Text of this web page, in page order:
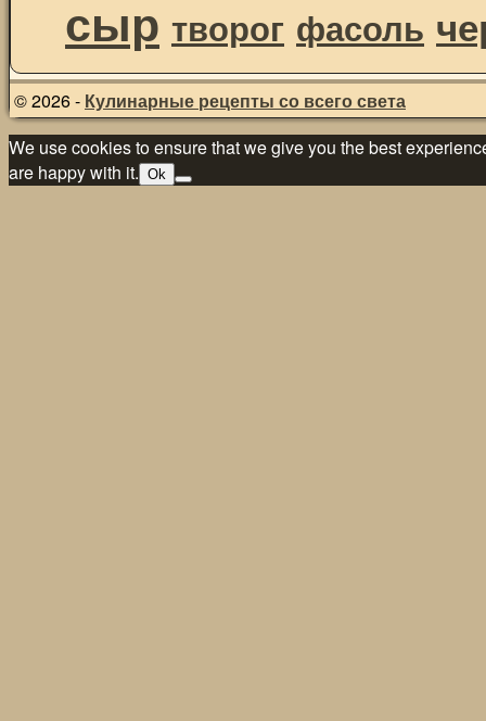
сыр творог фасоль
© 2026 - Кулинарные рецепты со всего света
We use cookies to ensure that we give you the best
are happy with it. Ok